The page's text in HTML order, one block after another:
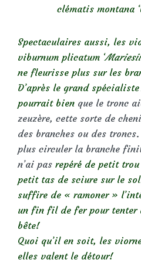
clématis montana
Spectaculaires aussi, les
viburnum plicatum ‘Mariesii
ne fleurisse plus sur les
D’après le grand
pourrait bien que le tronc
zeuzère, cette sorte de
des branches ou des
plus circuler la branche
n’ai pas repéré de petit
petit tas de sciure sur le
suffire de « ramoner »
un fin fil de fer pour tenter
bête!
Quoi qu’il en soit, les
elles valent le détour!